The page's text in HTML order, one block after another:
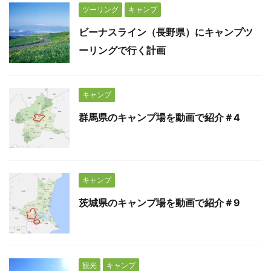
ツーリング キャンプ
ビーナスライン（長野県）にキャンプツ
ーリングで行く計画
キャンプ
群馬県のキャンプ場を動画で紹介＃4
キャンプ
茨城県のキャンプ場を動画で紹介＃9
観光 キャンプ